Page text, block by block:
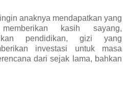
anaknya mendapatkan yang
kasih sayang,
pendidikan, gizi yang
investasi untuk masa
dari sejak lama, bahkan